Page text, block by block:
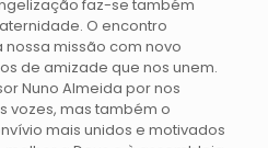
faz-se também
O encontro
missão com novo
de amizade que nos unem.
Nuno Almeida por nos
vozes, mas também o
mais unidos e motivados